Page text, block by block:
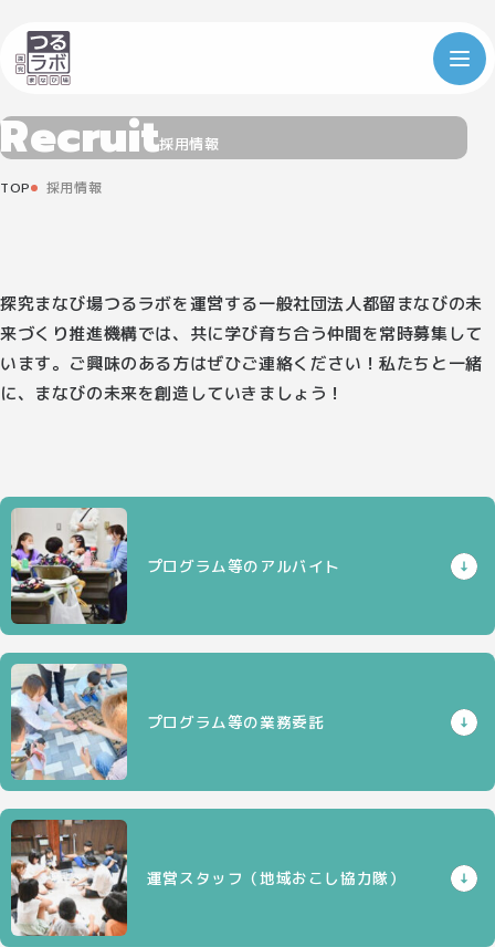
Recruit採用情報
TOP 採用情報
探究まなび場つるラボを運営する一般社団法人都留まなびの未
来づくり推進機構では、共に学び育ち合う仲間を常時募集して
います。ご興味のある方はぜひご連絡ください！私たちと一緒
に、まなびの未来を創造していきましょう！
プログラム等のアルバイト
プログラム等の業務委託
運営スタッフ（地域おこし協力隊）